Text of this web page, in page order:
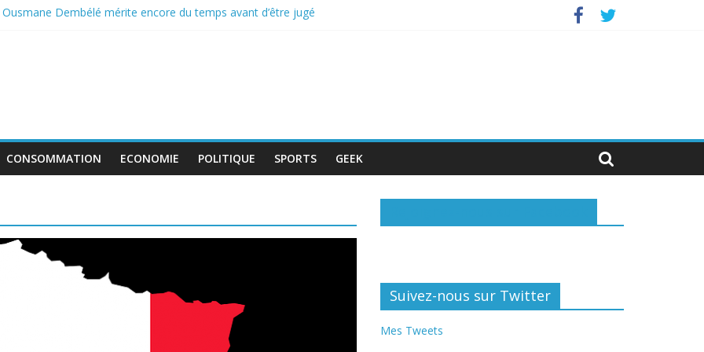
Ousmane Dembélé mérite encore du temps avant d’être jugé
CONSOMMATION ECONOMIE POLITIQUE SPORTS GEEK
Suivez-nous sur Twitter
Mes Tweets